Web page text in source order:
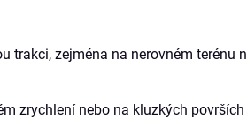
trakci, zejména na nerovném
zrychlení nebo na kluzkých